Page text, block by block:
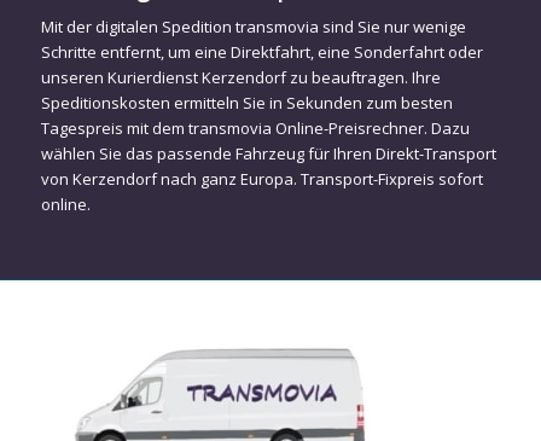
Mit der digitalen Spedition transmovia sind Sie nur wenige
Schritte entfernt, um eine Direktfahrt, eine Sonderfahrt oder
unseren Kurierdienst Kerzendorf zu beauftragen. Ihre
Speditionskosten ermitteln Sie in Sekunden zum besten
Tagespreis mit dem transmovia Online-Preisrechner. Dazu
wählen Sie das passende Fahrzeug für Ihren Direkt-Transport
von Kerzendorf nach ganz Europa. Transport-Fixpreis sofort
online.